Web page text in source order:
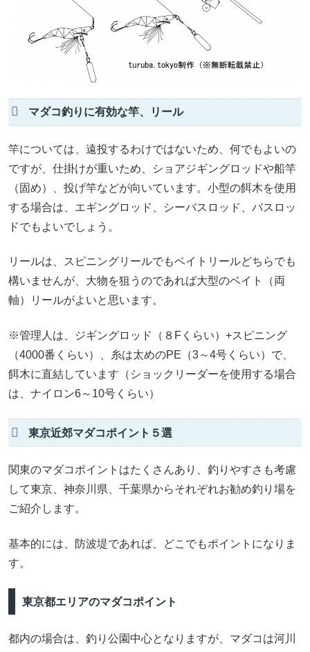
マダコ釣りに有効な竿、リール
竿については、遠投するわけではないため、何でもよいの
ですが、仕掛けが重いため、ショアジギングロッドや船竿
（固め）、投げ竿などが向いています。小型の餌木を使用
する場合は、エギングロッド、シーバスロッド、バスロッ
ドでもよいでしょう。
リールは、スピニングリールでもベイトリールどちらでも
構いませんが、大物を狙うのであれば大型のベイト（両
軸）リールがよいと思います。
※管理人は、ジギングロッド（８Fくらい）+スピニング
（4000番くらい）、糸は太めのPE（3～4号くらい）で、
餌木に直結しています（ショックリーダーを使用する場合
は、ナイロン6～10号くらい）
東京近郊マダコポイント５選
関東のマダコポイントはたくさんあり、釣りやすさも考慮
して東京、神奈川県、千葉県からそれぞれお勧め釣り場を
ご紹介します。
基本的には、防波堤であれば、どこでもポイントになりま
す。
東京都エリアのマダコポイント
都内の場合は、釣り公園中心となりますが、マダコは河川